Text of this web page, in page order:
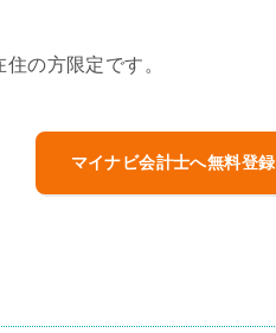
の方限定です。
マイナビ会計士へ無料登録